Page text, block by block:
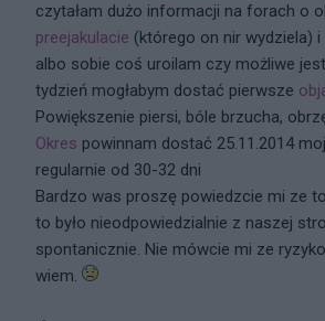
czytałam dużo informacji na forach o
preejakulacie (którego on nir wydziela)
albo sobie coś uroilam czy możliwe
tydzień mogłabym dostać pierwsze
Powiększenie piersi, bóle brzucha,
Okres powinnam dostać 25.11.2014
regularnie od 30-32 dni
Bardzo was proszę powiedzcie mi ze
to było nieodpowiedzialnie z naszej
spontanicznie. Nie mówcie mi ze
wiem.